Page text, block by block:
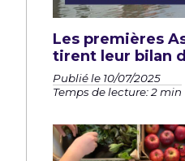
Les premières
tirent leur bilan
Publié le 10/07/2025
Temps de lecture: 2 min